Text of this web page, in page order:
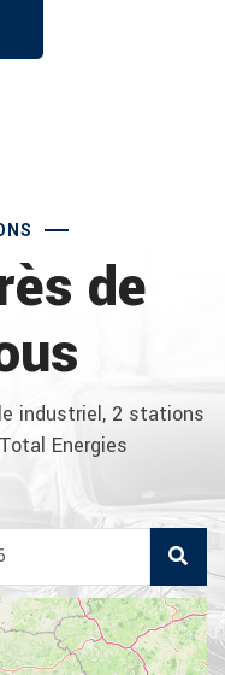
de
industriel, 2 stations
Energies